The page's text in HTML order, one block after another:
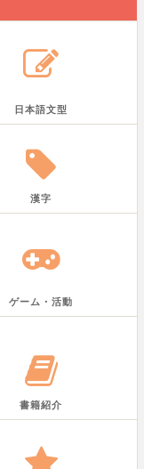
日本語文型
漢字
ゲーム・活動
書籍紹介